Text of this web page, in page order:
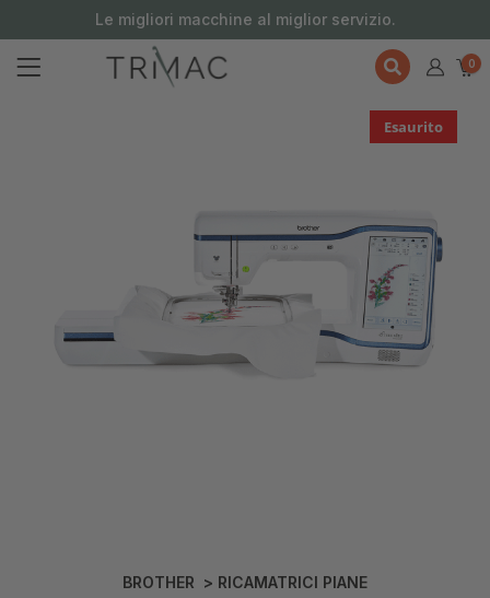
Le migliori macchine al miglior servizio.
0
Esaurito
BROTHER > RICAMATRICI PIANE